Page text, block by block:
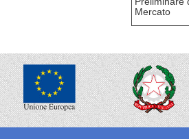
Mercato